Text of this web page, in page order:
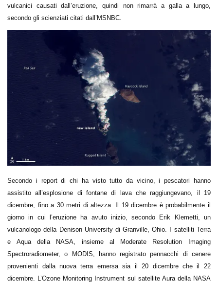
vulcanici causati dall’eruzione, quindi non rimarrà a galla a lungo,
secondo gli scienziati citati dall’MSNBC.
Secondo i report di chi ha visto tutto da vicino, i pescatori hanno
assistito all’esplosione di fontane di lava che raggiungevano, il 19
dicembre, fino a 30 metri di altezza. Il 19 dicembre è probabilmente il
giorno in cui l’eruzione ha avuto inizio, secondo Erik Klemetti, un
vulcanologo della Denison University di Granville, Ohio. I satelliti Terra
e Aqua della NASA, insieme al Moderate Resolution Imaging
Spectroradiometer, o MODIS, hanno registrato pennacchi di cenere
provenienti dalla nuova terra emersa sia il 20 dicembre che il 22
dicembre. L’Ozone Monitoring Instrument sul satellite Aura della NASA